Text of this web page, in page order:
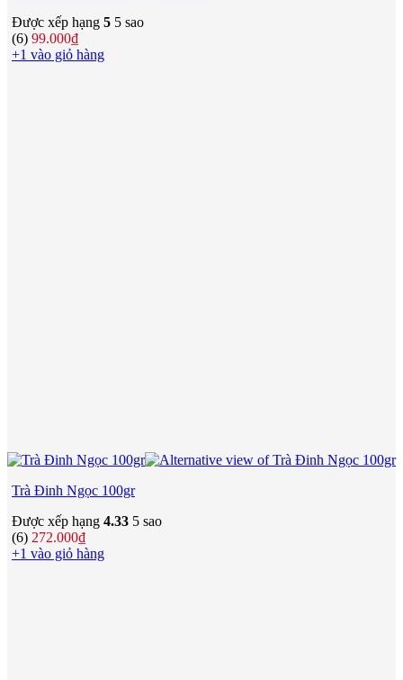
Được xếp hạng 5 5 sao
(6) 99.000₫
+1 vào giỏ hàng
Trà Đinh Ngọc 100gr
Được xếp hạng 4.33 5 sao
(6) 272.000₫
+1 vào giỏ hàng